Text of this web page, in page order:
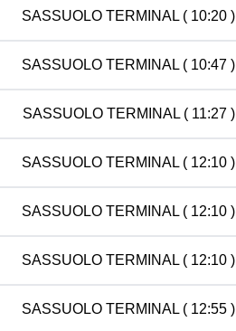
SASSUOLO TERMINAL ( 10:20 )
SASSUOLO TERMINAL ( 10:47 )
SASSUOLO TERMINAL ( 11:27 )
SASSUOLO TERMINAL ( 12:10 )
SASSUOLO TERMINAL ( 12:10 )
SASSUOLO TERMINAL ( 12:10 )
SASSUOLO TERMINAL ( 12:55 )